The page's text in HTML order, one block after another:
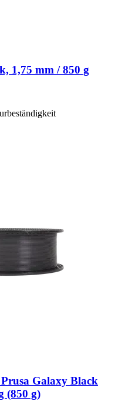
1,75 mm / 850 g
Galaxy Black
(850 g)